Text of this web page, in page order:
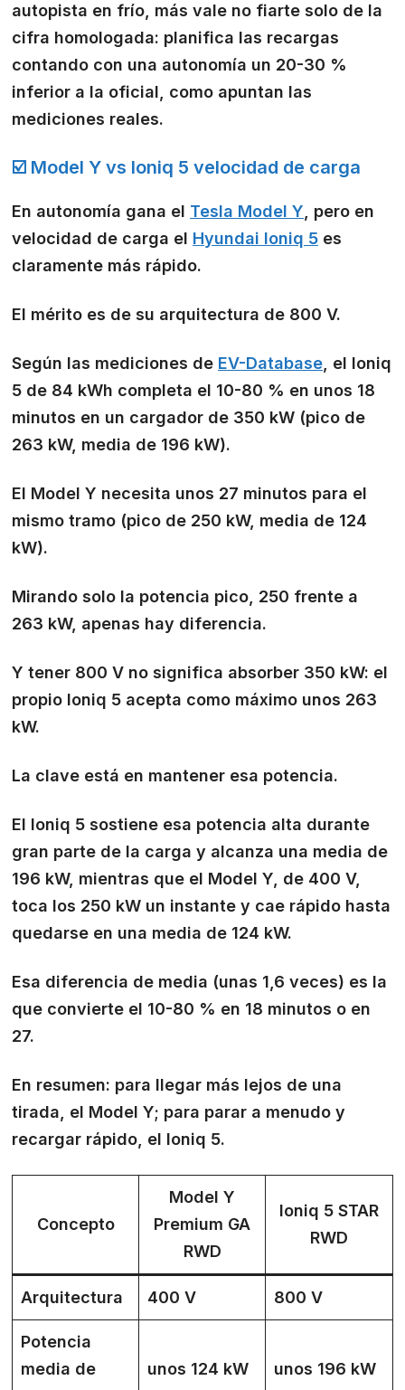
autopista en frío, más vale no fiarte solo de la
cifra homologada: planifica las recargas
contando con una autonomía un 20-30 %
inferior a la oficial, como apuntan las
mediciones reales.
☑️ Model Y vs Ioniq 5 velocidad de carga
En autonomía gana el Tesla Model Y , pero en
velocidad de carga el Hyundai Ioniq 5 es
claramente más rápido.
El mérito es de su arquitectura de 800 V.
Según las mediciones de EV-Database , el Ioniq
5 de 84 kWh completa el 10-80 % en unos 18
minutos en un cargador de 350 kW (pico de
263 kW, media de 196 kW).
El Model Y necesita unos 27 minutos para el
mismo tramo (pico de 250 kW, media de 124
kW).
Mirando solo la potencia pico, 250 frente a
263 kW, apenas hay diferencia.
Y tener 800 V no significa absorber 350 kW: el
propio Ioniq 5 acepta como máximo unos 263
kW.
La clave está en mantener esa potencia.
El Ioniq 5 sostiene esa potencia alta durante
gran parte de la carga y alcanza una media de
196 kW, mientras que el Model Y, de 400 V,
toca los 250 kW un instante y cae rápido hasta
quedarse en una media de 124 kW.
Esa diferencia de media (unas 1,6 veces) es la
que convierte el 10-80 % en 18 minutos o en
27.
En resumen: para llegar más lejos de una
tirada, el Model Y; para parar a menudo y
recargar rápido, el Ioniq 5.
Concepto
Model Y
Premium GA
RWD
Ioniq 5 STAR
RWD
Arquitectura 400 V 800 V
Potencia
media de
unos 124 kW unos 196 kW